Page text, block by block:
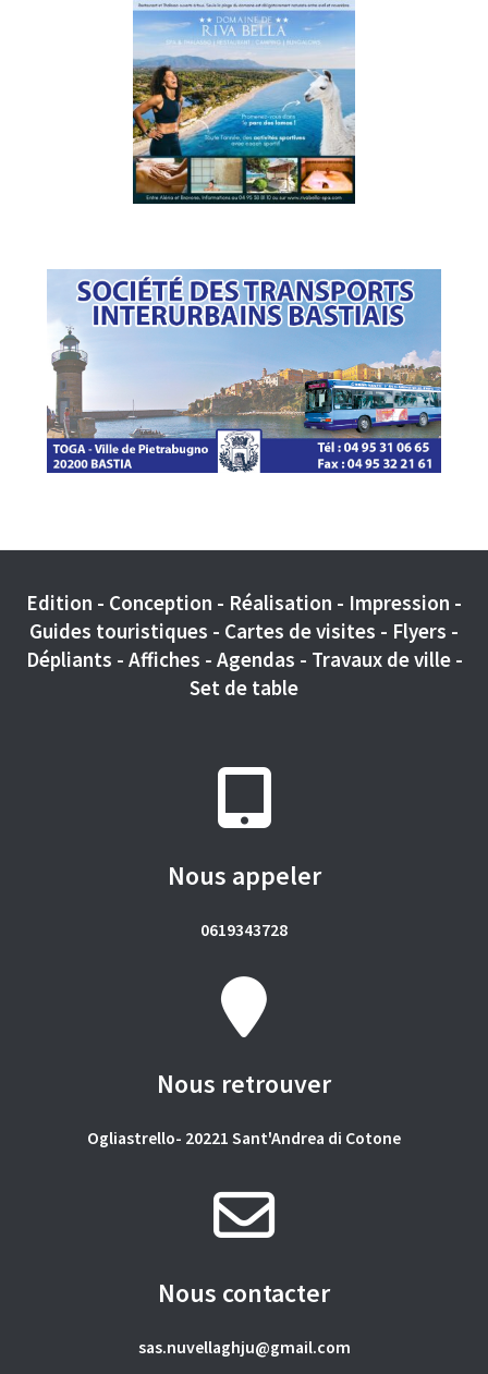
Edition - Conception - Réalisation - Impression -
Guides touristiques - Cartes de visites - Flyers -
Dépliants - Affiches - Agendas - Travaux de ville -
Set de table
Nous appeler
0619343728
Nous retrouver
Ogliastrello- 20221 Sant'Andrea di Cotone
Nous contacter
sas.nuvellaghju@gmail.com